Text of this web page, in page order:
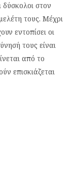
δύσκολοι στον
τους. Μέχρι
εντοπίσει οι
τους είναι
από το
επισκιάζεται